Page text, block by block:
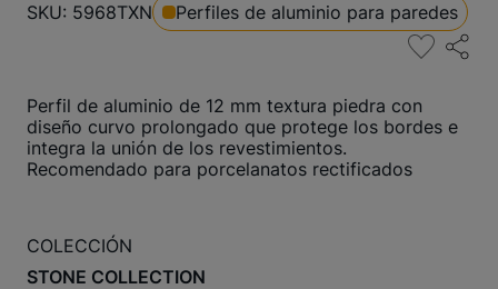
SKU: 5968TXN Perfiles de aluminio para paredes
Perfil de aluminio de 12 mm textura piedra con
diseño curvo prolongado que protege los bordes e
integra la unión de los revestimientos.
Recomendado para porcelanatos rectificados
COLECCIÓN
STONE COLLECTION